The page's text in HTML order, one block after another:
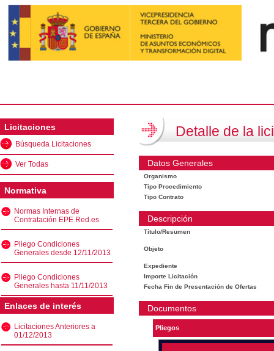
Licitaciones
Búsqueda Licitaciones
Ver Todas
Normativa
Normas Internas de
Contratación EPE Red.es
Pliego Condiciones
Generales desde 12/11/2013
Pliego Condiciones
Generales hasta 11/11/2013
Enlaces de interés
Licitaciones Anteriores a
01/12/2013
Detalle de la
Datos Generales
Organismo
Tipo Procedimiento
Tipo Contrato
Descripción
Título/Resumen
Objeto
Expediente
Importe Licitación
Fecha Fin de Presentación de Ofertas
Documentos
Pliegos